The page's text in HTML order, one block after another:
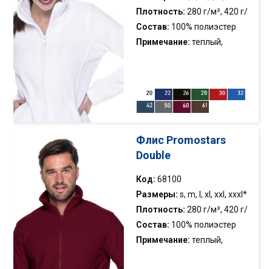
Плотность: 280 г/м², 420 г/
м
Состав: 100% полиэстер
Примечание: теплый,
регулируемой резинке; анти-
пиллинг флис; манжеты с
Флис Promostars
Double
Код: 68100
Размеры: s, m, l, xl, xxl, xxxl*
Плотность: 280 г/м², 420 г/
м
Состав: 100% полиэстер
Примечание: теплый,